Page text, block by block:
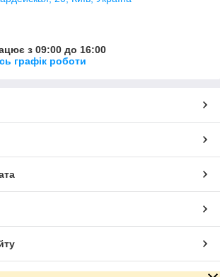
з 09:00 до 16:00
графік роботи